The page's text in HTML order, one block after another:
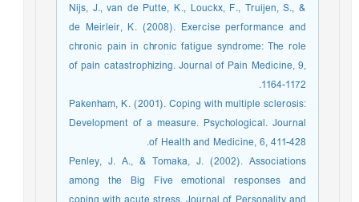
Nijs, J., van de Putte, K., Louckx, F., Truijen, S., &
de Meirleir, K. (2008). Exercise performance and
chronic pain in chronic fatigue syndrome: The role
of pain catastrophizing. Journal of Pain Medicine, 9,
1164-1172.
Pakenham, K. (2001). Coping with multiple sclerosis:
Development of a measure. Psychological. Journal
of Health and Medicine, 6, 411-428.
Penley, J. A., & Tomaka, J. (2002). Associations
among the Big Five emotional responses and